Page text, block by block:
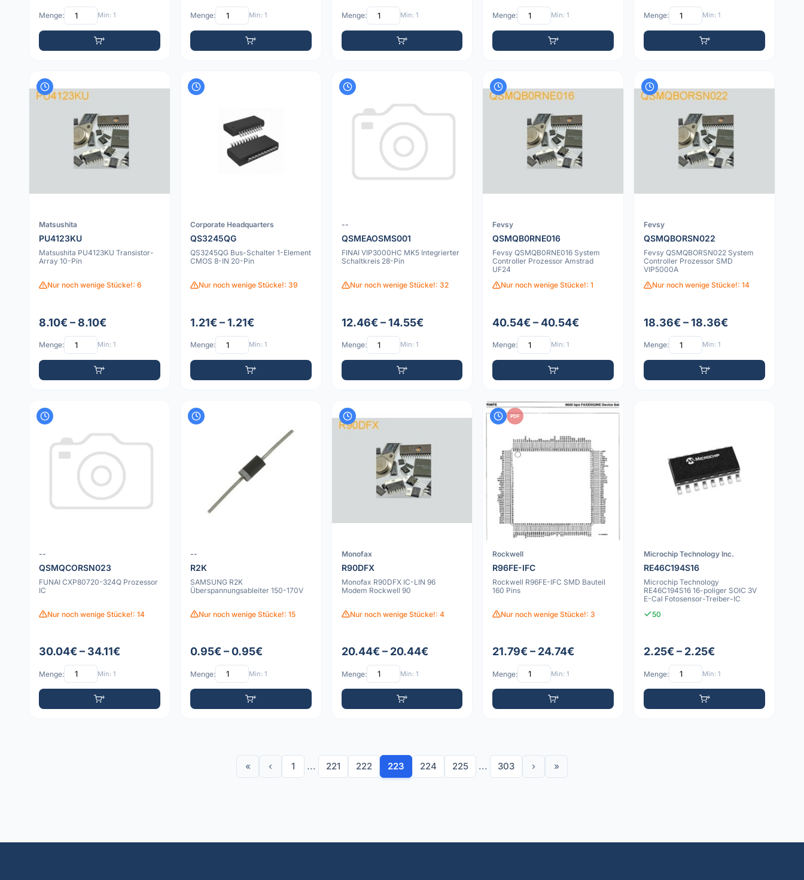
Menge: Min: 1 Menge: Min: 1 Menge: Min: 1 Menge: Min: 1 Menge: Min: 1
Matsushita
PU4123KU
Matsushita PU4123KU Transistor-
Array 10-Pin
Nur noch wenige Stücke!: 6
8.10€ – 8.10€
Menge: Min: 1
Corporate Headquarters
QS3245QG
QS3245QG Bus-Schalter 1-Element
CMOS 8-IN 20-Pin
Nur noch wenige Stücke!: 39
1.21€ – 1.21€
Menge: Min: 1
--
QSMEAOSMS001
FINAI VIP3000HC MK5 Integrierter
Schaltkreis 28-Pin
Nur noch wenige Stücke!: 32
12.46€ – 14.55€
Menge: Min: 1
Fevsy
QSMQB0RNE016
Fevsy QSMQB0RNE016 System
Controller Prozessor Amstrad
UF24
Nur noch wenige Stücke!: 1
40.54€ – 40.54€
Menge: Min: 1
Fevsy
QSMQBORSN022
Fevsy QSMQBORSN022 System
Controller Prozessor SMD
VIP5000A
Nur noch wenige Stücke!: 14
18.36€ – 18.36€
Menge: Min: 1
--
QSMQCORSN023
FUNAI CXP80720-324Q Prozessor
IC
Nur noch wenige Stücke!: 14
30.04€ – 34.11€
Menge: Min: 1
--
R2K
SAMSUNG R2K
Überspannungsableiter 150-170V
Nur noch wenige Stücke!: 15
0.95€ – 0.95€
Menge: Min: 1
Monofax
R90DFX
Monofax R90DFX IC-LIN 96
Modem Rockwell 90
Nur noch wenige Stücke!: 4
20.44€ – 20.44€
Menge: Min: 1
PDF
Rockwell
R96FE-IFC
Rockwell R96FE-IFC SMD Bauteil
160 Pins
Nur noch wenige Stücke!: 3
21.79€ – 24.74€
Menge: Min: 1
Microchip Technology Inc.
RE46C194S16
Microchip Technology
RE46C194S16 16-poliger SOIC 3V
E-Cal Fotosensor-Treiber-IC
50
2.25€ – 2.25€
Menge: Min: 1
« ‹ 1 ... 221 222 223 224 225 ... 303 › »